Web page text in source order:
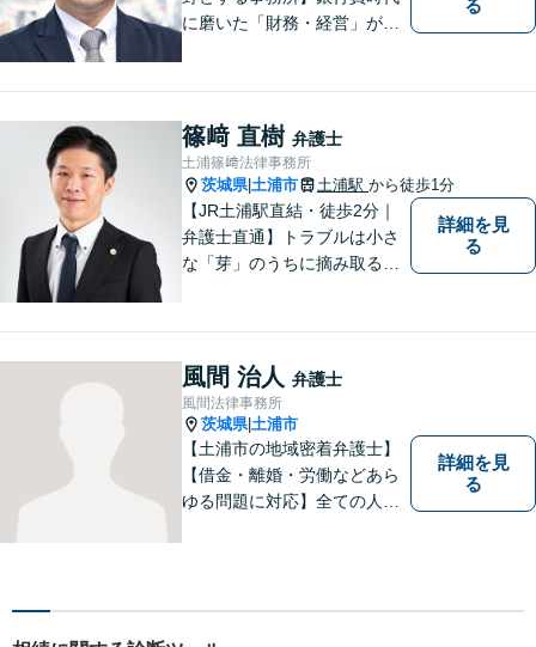
に磨いた「財務・経営」が強
すいパートナーを目指してい
ます。【元裁判官の弁護士も
在籍】企業法務を中心に、個
人案件にも対応
る
篠﨑 直樹 弁護士
土浦篠﨑法律事務所
茨城県| 土浦市 土浦駅 から徒歩1分
【JR土浦駅直結・徒歩2分｜
弁護士直通】トラブルは小さ
な「芽」のうちに摘み取るこ
詳細を見
る
風間 治人 弁護士
風間法律事務所
茨城県| 土浦市
【土浦市の地域密着弁護士】
【借金・離婚・労働などあら
ゆる問題に対応】全ての人へ
決を目指します。まずはお気
詳細を見
る